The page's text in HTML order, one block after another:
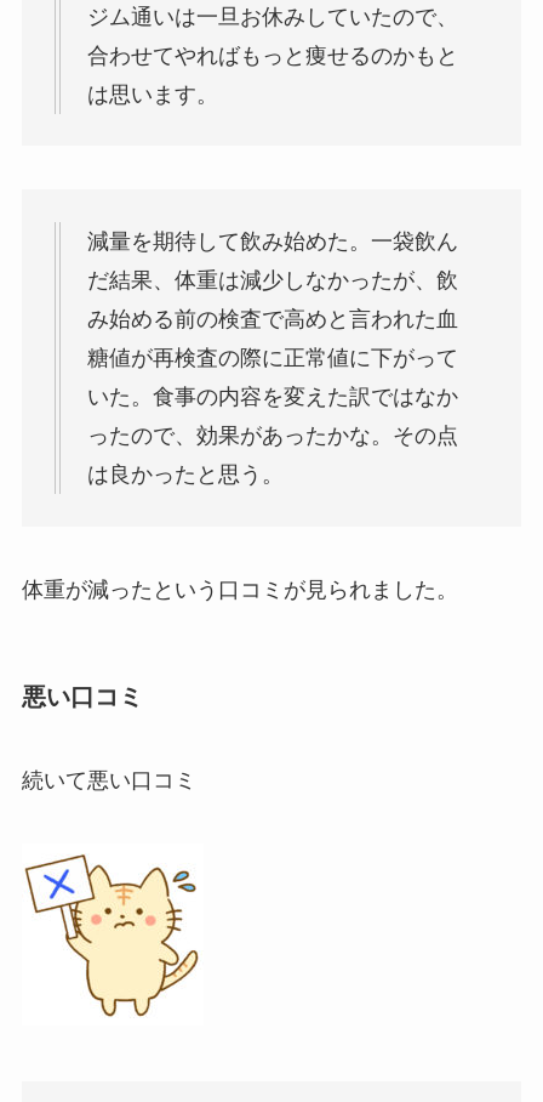
ジム通いは一旦お休みしていたので、
合わせてやればもっと痩せるのかもと
は思います。
減量を期待して飲み始めた。一袋飲ん
だ結果、体重は減少しなかったが、 飲
み始める前の検査で高めと言われた血
糖値が再検査の際に正常値に下がって
いた。 食事の内容を変えた訳ではなか
ったので、効果があったかな。その点
は良かったと思う。
体重が減ったという口コミが見られました。
悪い口コミ
続いて悪い口コミ